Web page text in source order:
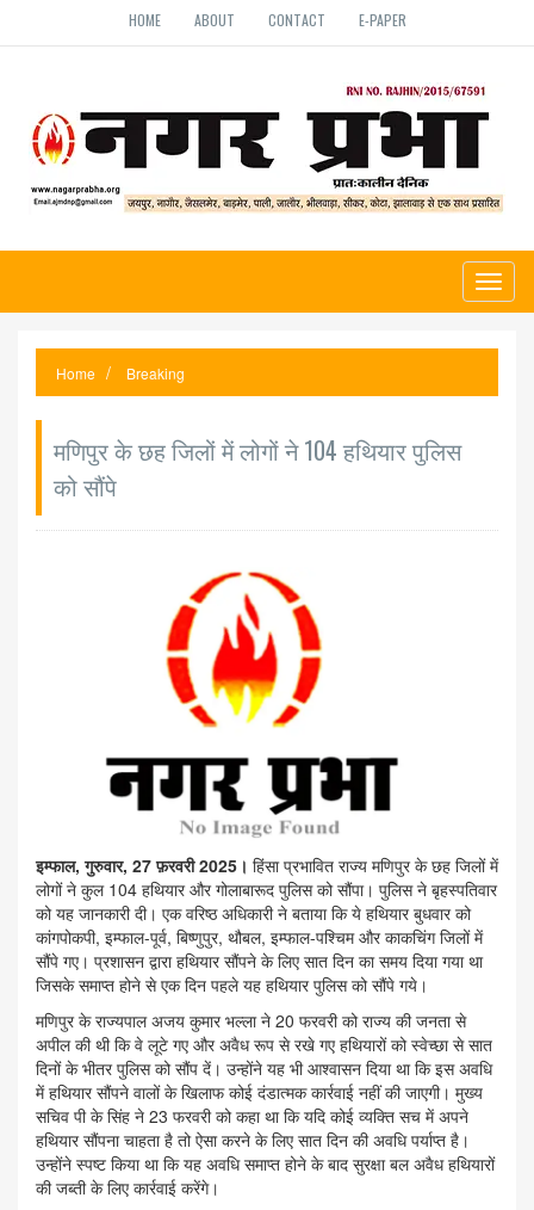
HOME ABOUT CONTACT E-PAPER
Home Breaking
मणिपुर के छह जिलों में लोगों ने 104 हथियार पुलिस
को सौंपे
इम्फाल, गुरुवार, 27 फ़रवरी 2025। हिंसा प्रभावित राज्य मणिपुर के छह जिलों में
लोगों ने कुल 104 हथियार और गोलाबारूद पुलिस को सौंपा। पुलिस ने बृहस्पतिवार
को यह जानकारी दी। एक वरिष्ठ अधिकारी ने बताया कि ये हथियार बुधवार को
कांगपोकपी, इम्फाल-पूर्व, बिष्णुपुर, थौबल, इम्फाल-पश्चिम और काकचिंग जिलों में
सौंपे गए। प्रशासन द्वारा हथियार सौंपने के लिए सात दिन का समय दिया गया था
जिसके समाप्त होने से एक दिन पहले यह हथियार पुलिस को सौंपे गये।
मणिपुर के राज्यपाल अजय कुमार भल्ला ने 20 फरवरी को राज्य की जनता से
अपील की थी कि वे लूटे गए और अवैध रूप से रखे गए हथियारों को स्वेच्छा से सात
दिनों के भीतर पुलिस को सौंप दें। उन्होंने यह भी आश्वासन दिया था कि इस अवधि
में हथियार सौंपने वालों के खिलाफ कोई दंडात्मक कार्रवाई नहीं की जाएगी। मुख्य
सचिव पी के सिंह ने 23 फरवरी को कहा था कि यदि कोई व्यक्ति सच में अपने
हथियार सौंपना चाहता है तो ऐसा करने के लिए सात दिन की अवधि पर्याप्त है।
उन्होंने स्पष्ट किया था कि यह अवधि समाप्त होने के बाद सुरक्षा बल अवैध हथियारों
की जब्ती के लिए कार्रवाई करेंगे।